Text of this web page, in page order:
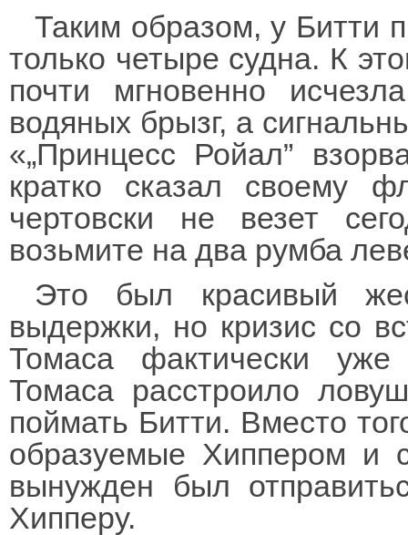
Таким образом, у Битти
только четыре судна. К
почти мгновенно
водяных брызг, а
«„Принцесс Ройал”
кратко сказал своему
чертовски не везет
возьмите на два румба
Это был красивый
выдержки, но кризис со
Томаса фактически
Томаса расстроило
поймать Битти. Вместо
образуемые Хиппером и
вынужден был
Хипперу.